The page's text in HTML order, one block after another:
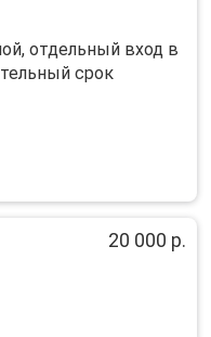
отдельный вход в
срок
20 000 р.